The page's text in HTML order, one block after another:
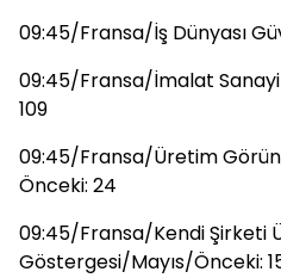
09:45/Fransa/İş Dünyası
09:45/Fransa/İmalat
109
09:45/Fransa/Üretim
Önceki: 24
09:45/Fransa/Kendi Şirketi
Göstergesi/Mayıs/Önceki: